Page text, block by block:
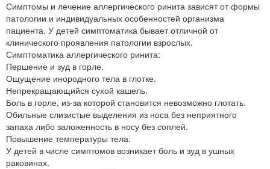
Симптомы и лечение аллергического ринита зависят от формы
патологии и индивидуальных особенностей организма
пациента. У детей симптоматика бывает отличной от
клинического проявления патологии взрослых.
Симптоматика аллергического ринита:
Першение и зуд в горле.
Ощущение инородного тела в глотке.
Непрекращающийся сухой кашель.
Боль в горле, из-за которой становится невозможно глотать.
Обильные слизистые выделения из носа без неприятного
запаха либо заложенность в носу без соплей.
Повышение температуры тела.
У детей в числе симптомов возникает боль и зуд в ушных
раковинах.